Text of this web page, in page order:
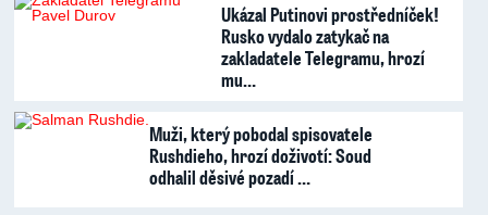
Ukázal Putinovi prostředníček!
Rusko vydalo zatykač na
zakladatele Telegramu, hrozí
mu…
Muži, který pobodal spisovatele
Rushdieho, hrozí doživotí: Soud
odhalil děsivé pozadí …